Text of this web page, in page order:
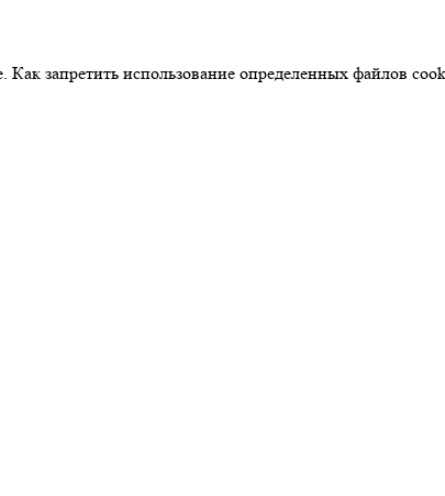
запретить использование определенных файлов